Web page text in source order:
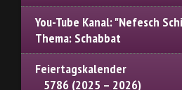
You-Tube Kanal: "Nefesch
Thema: Schabbat
Feiertagskalender
5786 (2025 – 2026)